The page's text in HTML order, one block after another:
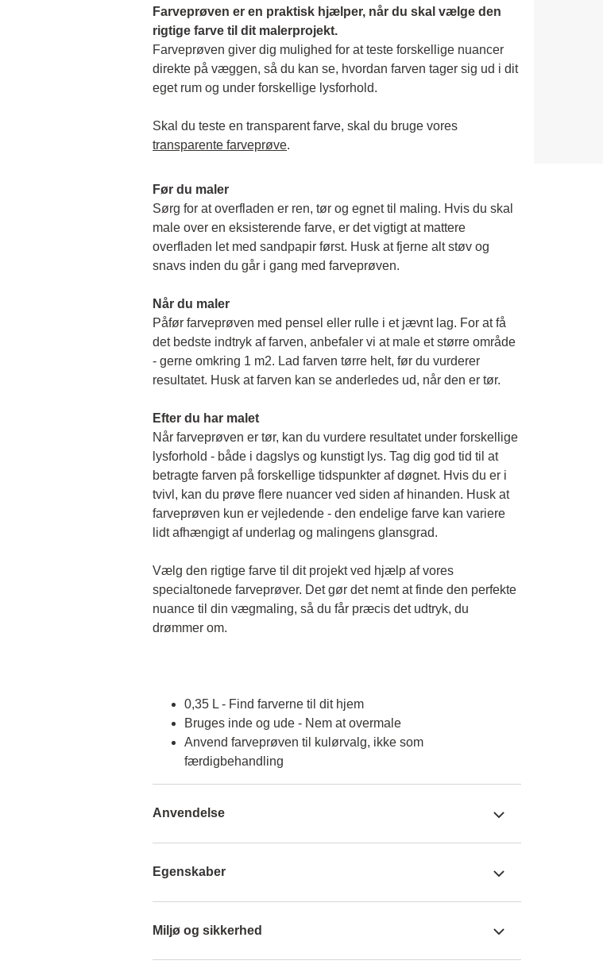
Farveprøven er en praktisk hjælper, når du skal vælge den
rigtige farve til dit malerprojekt.
Farveprøven giver dig mulighed for at teste forskellige nuancer
direkte på væggen, så du kan se, hvordan farven tager sig ud i dit
eget rum og under forskellige lysforhold.
transparente farveprøve.
Før du maler
Sørg for at overfladen er ren, tør og egnet til maling. Hvis du skal
male over en eksisterende farve, er det vigtigt at mattere
overfladen let med sandpapir først. Husk at fjerne alt støv og
snavs inden du går i gang med farveprøven.
Når du maler
Påfør farveprøven med pensel eller rulle i et jævnt lag. For at få
det bedste indtryk af farven, anbefaler vi at male et større område
- gerne omkring 1 m2. Lad farven tørre helt, før du vurderer
resultatet. Husk at farven kan se anderledes ud, når den er tør.
Efter du har malet
Når farveprøven er tør, kan du vurdere resultatet under forskellige
lysforhold - både i dagslys og kunstigt lys. Tag dig god tid til at
betragte farven på forskellige tidspunkter af døgnet. Hvis du er i
tvivl, kan du prøve flere nuancer ved siden af hinanden. Husk at
farveprøven kun er vejledende - den endelige farve kan variere
lidt afhængigt af underlag og malingens glansgrad.
Vælg den rigtige farve til dit projekt ved hjælp af vores
specialtonede farveprøver. Det gør det nemt at finde den perfekte
nuance til din vægmaling, så du får præcis det udtryk, du
drømmer om.
0,35 L - Find farverne til dit hjem
Bruges inde og ude - Nem at overmale
Anvend farveprøven til kulørvalg, ikke som
færdigbehandling
Anvendelse
Egenskaber
Miljø og sikkerhed